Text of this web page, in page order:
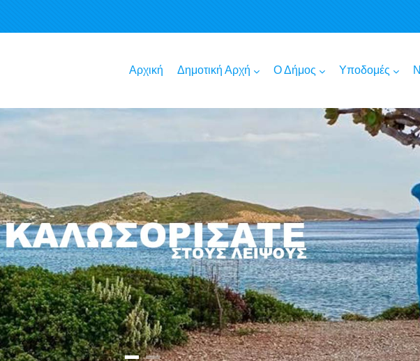
Αρχική Δημοτική Αρχή Ο Δήμος Υποδομές